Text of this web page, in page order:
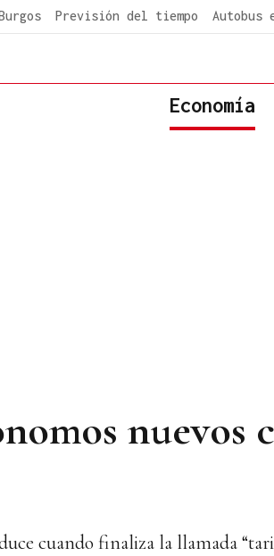
Previsión del tiempo Autobus
Economía
nuevos
cuando finaliza la llamada